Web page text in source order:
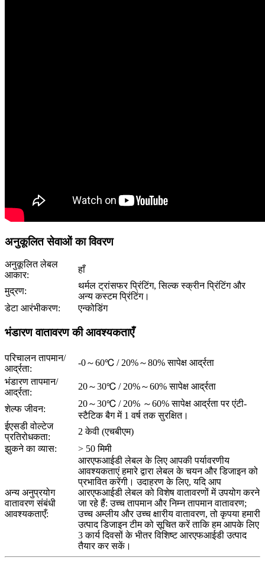
अनुकूलित सेवाओं का विवरण
अनुकूलित लेबल
आकार:
हाँ
मुद्रण:
थर्मल ट्रांसफर प्रिंटिंग, सिल्क स्क्रीन प्रिंटिंग और
अन्य कस्टम प्रिंटिंग।
डेटा आरंभीकरण:
एन्कोडिंग
भंडारण वातावरण की आवश्यकताएँ
परिचालन तापमान/
आर्द्रता:
-0～60℃ / 20%～80% सापेक्ष आर्द्रता
भंडारण तापमान/
आर्द्रता:
20～30℃ / 20%～60% सापेक्ष आर्द्रता
शेल्फ जीवन:
20～30℃ / 20% ～60% सापेक्ष आर्द्रता पर एंटी-
स्टैटिक बैग में 1 वर्ष तक सुरक्षित।
ईएसडी वोल्टेज
प्रतिरोधकता:
2 केवी (एचबीएम)
झुकने का व्यास:
> 50 मिमी
अन्य अनुप्रयोग
वातावरण संबंधी
आवश्यकताएँ:
आरएफआईडी लेबल के लिए आपकी पर्यावरणीय
आवश्यकताएं हमारे द्वारा लेबल के चयन और डिजाइन को
प्रभावित करेंगी। उदाहरण के लिए, यदि आप
आरएफआईडी लेबल को विशेष वातावरणों में उपयोग करने
जा रहे हैं: उच्च तापमान और निम्न तापमान वातावरण;
उच्च अम्लीय और उच्च क्षारीय वातावरण, तो कृपया हमारी
उत्पाद डिजाइन टीम को सूचित करें ताकि हम आपके लिए
3 कार्य दिवसों के भीतर विशिष्ट आरएफआईडी उत्पाद
तैयार कर सकें।